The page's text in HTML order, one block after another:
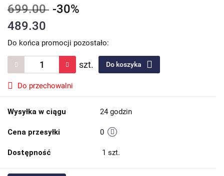
699.00 -30%
489.30
Do końca promocji pozostało:
szt. Do koszyka
Do przechowalni
Wysyłka w ciągu 24 godzin
Cena przesyłki 0
Dostępność 1 szt.